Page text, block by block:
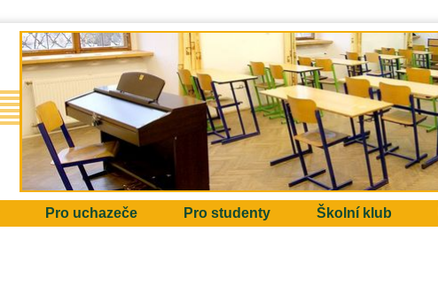
Pro uchazeče Pro studenty Školní klub